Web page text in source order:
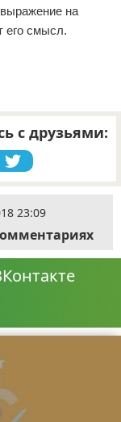
на
его смысл.
с друзьями:
23:09